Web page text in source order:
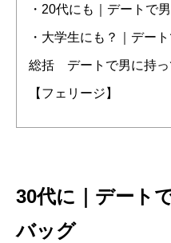
・20代にも｜デートで
・大学生にも？｜デー
総括 デートで男に持っ
【フェリージ】
30代に｜デート
バッグ